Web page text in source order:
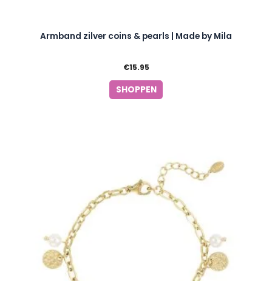
Armband zilver coins & pearls | Made by Mila
€15.95
SHOPPEN